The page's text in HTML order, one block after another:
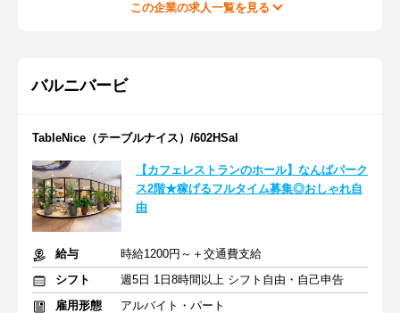
この企業の求人一覧を見る
バルニバービ
TableNice（テーブルナイス）/602HSal
【カフェレストランのホール】なんばパーク
ス2階★稼げるフルタイム募集◎おしゃれ自
由
給与
時給1200円～＋交通費支給
シフト
週5日 1日8時間以上 シフト自由・自己申告
雇用形態
アルバイト・パート